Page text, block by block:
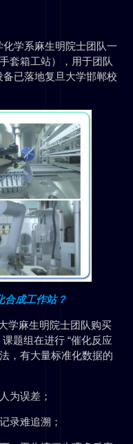
学系麻生明院士团队一
套箱工站），用于团队
已落地复旦大学邯郸校
合成工作站？
学麻生明院士团队购买
题组在进行 “催化反应
，有大量标准化数据的
为误差；
录难追溯；